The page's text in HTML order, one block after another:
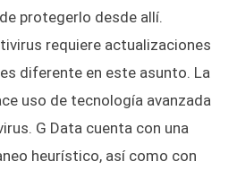
protegerlo desde allí.
requiere actualizaciones
diferente en este asunto. La
uso de tecnología avanzada
G Data cuenta con una
heurístico, así como con